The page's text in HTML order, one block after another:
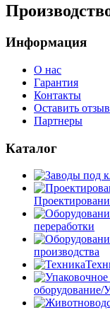
Информация
О нас
Гарантия
Контакты
Оставить
Партнеры
Каталог
переработки
производства
оборудование/